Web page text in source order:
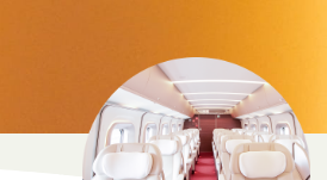
預約GranClass